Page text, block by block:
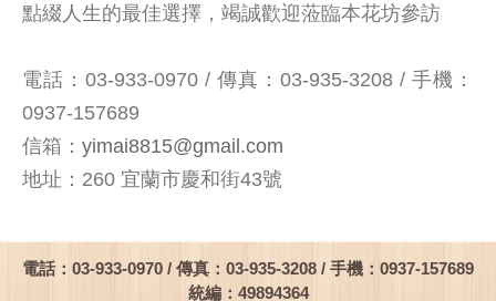
點綴人生的最佳選擇，竭誠歡迎蒞臨本花坊參訪
電話：03-933-0970 / 傳真：03-935-3208 / 手機：
0937-157689
信箱： yimai8815@gmail.com
地址：260 宜蘭市慶和街43號
電話：03-933-0970 / 傳真：03-935-3208 / 手機：0937-157689
統編：49894364